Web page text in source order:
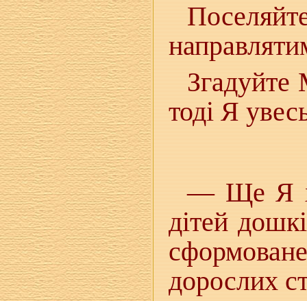
Згадуйте
тоді Я
— Ще Я
дітей
дорослих